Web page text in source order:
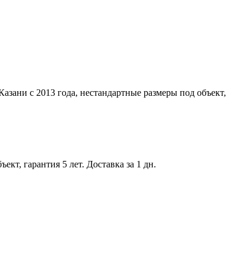
с 2013 года, нестандартные размеры под объект,
гарантия 5 лет. Доставка за 1 дн.